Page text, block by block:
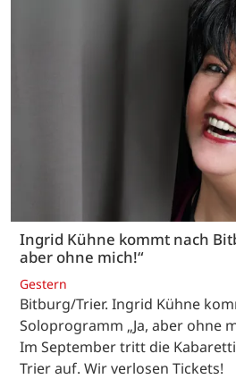
Ingrid Kühne kommt nach
aber ohne mich!“
Gestern
Bitburg/Trier. Ingrid Kühne
Soloprogramm „Ja, aber ohne
Im September tritt die
Trier auf. Wir verlosen Tickets!